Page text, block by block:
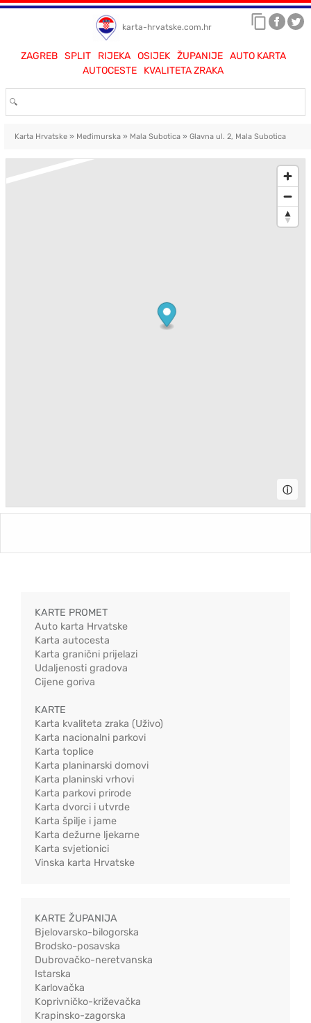
karta-hrvatske.com.hr
ZAGREB SPLIT RIJEKA OSIJEK ŽUPANIJE
AUTO KARTA
AUTOCESTE
KVALITETA ZRAKA
Karta Hrvatske» Međimurska» Mala Subotica» Glavna ul. 2, Mala Subotica
ⓘ
KARTE PROMET
Auto karta Hrvatske
Karta autocesta
Karta granični prijelazi
Udaljenosti gradova
Cijene goriva
KARTE
Karta kvaliteta zraka (Uživo)
Karta nacionalni parkovi
Karta toplice
Karta planinarski domovi
Karta planinski vrhovi
Karta parkovi prirode
Karta dvorci i utvrde
Karta špilje i jame
Karta dežurne ljekarne
Karta svjetionici
Vinska karta Hrvatske
KARTE ŽUPANIJA
Bjelovarsko-bilogorska
Brodsko-posavska
Dubrovačko-neretvanska
Istarska
Karlovačka
Koprivničko-križevačka
Krapinsko-zagorska